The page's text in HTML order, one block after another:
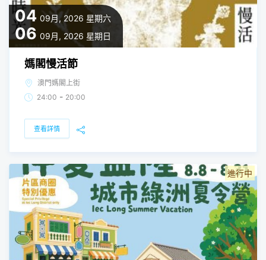
04 09月, 2026 星期六
06 09月, 2026 星期日
媽閣慢活節
澳門媽閣上街
24:00 - 20:00
查看詳情
進行中